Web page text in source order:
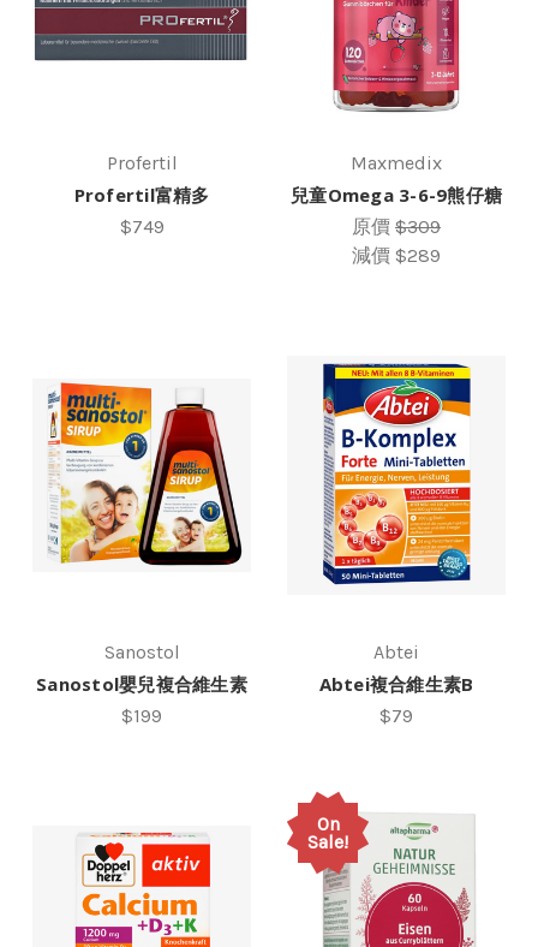
Profertil
Profertil富精多
$749
Maxmedix
兒童Omega 3-6-9熊仔糖
原價 $309
減價 $289
Sanostol
Sanostol嬰兒複合維生素
$199
Abtei
Abtei複合維生素B
$79
On
Sale!